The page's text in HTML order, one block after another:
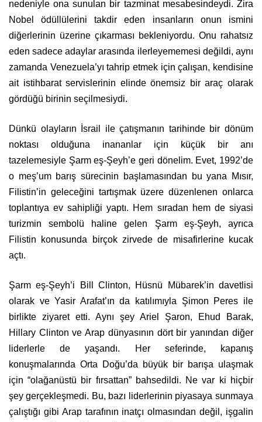
nedeniyle ona sunulan bir tazminat mesabesindeydi. Zira
Nobel ödüllülerini takdir eden insanların onun ismini
diğerlerinin üzerine çıkarması bekleniyordu. Onu rahatsız
eden sadece adaylar arasında ilerleyememesi değildi, aynı
zamanda Venezuela’yı tahrip etmek için çalışan, kendisine
ait istihbarat servislerinin elinde önemsiz bir araç olarak
gördüğü birinin seçilmesiydi.
Dünkü olayların İsrail ile çatışmanın tarihinde bir dönüm
noktası olduğuna inananlar için küçük bir anı
tazelemesiyle Şarm eş-Şeyh’e geri dönelim. Evet, 1992’de
o meş’um barış sürecinin başlamasından bu yana Mısır,
Filistin’in geleceğini tartışmak üzere düzenlenen onlarca
toplantıya ev sahipliği yaptı. Hem sıradan hem de siyasi
turizmin sembolü haline gelen Şarm eş-Şeyh, ayrıca
Filistin konusunda birçok zirvede de misafirlerine kucak
açtı.
Şarm eş-Şeyh’i Bill Clinton, Hüsnü Mübarek’in davetlisi
olarak ve Yasir Arafat’ın da katılımıyla Şimon Peres ile
birlikte ziyaret etti. Aynı şey Ariel Şaron, Ehud Barak,
Hillary Clinton ve Arap dünyasının dört bir yanından diğer
liderlerle de yaşandı. Her seferinde, kapanış
konuşmalarında Orta Doğu’da büyük bir barışa ulaşmak
için “olağanüstü bir fırsattan” bahsedildi. Ne var ki hiçbir
şey gerçekleşmedi. Bu, bazı liderlerinin piyasaya sunmaya
çalıştığı gibi Arap tarafının inatçı olmasından değil, işgalin